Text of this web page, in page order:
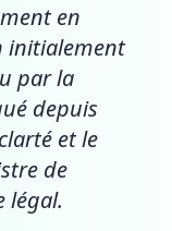
en
initialement
par la
depuis
et le
de
légal.